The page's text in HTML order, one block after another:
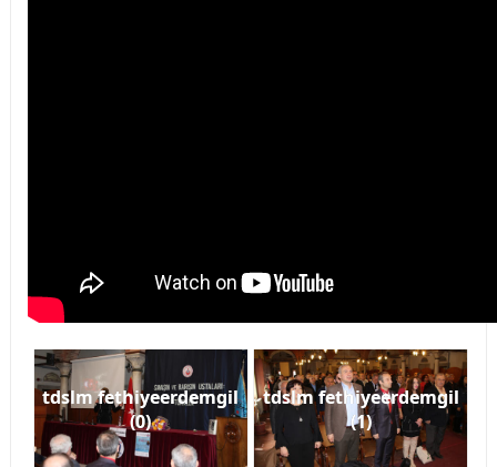
tdslm fethiyeerdemgil
(0)
tdslm fethiyeerdemgil
(1)